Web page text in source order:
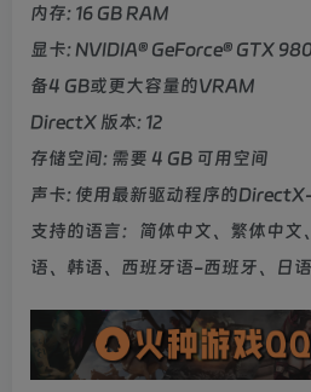
内存: 16 GB RAM
显卡: NVIDIA® GeForce® GTX
备4 GB或更大容量的VRAM
DirectX 版本: 12
存储空间: 需要 4 GB 可用空间
声卡: 使用最新驱动程序的
支持的语言：简体中文、繁体中文
语、韩语、西班牙语-西班牙、日语